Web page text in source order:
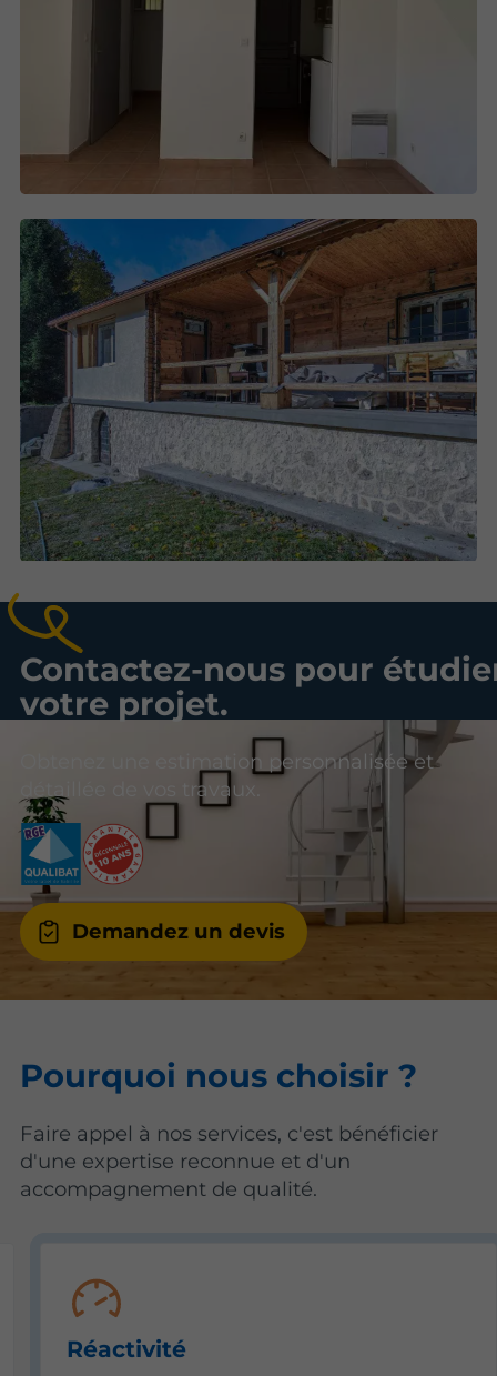
Contactez-nous pour
votre projet.
Obtenez une estimation personnalisée et
détaillée de vos travaux.
Demandez un devis
Pourquoi nous choisir ?
Faire appel à nos services, c'est bénéficier
d'une expertise reconnue et d'un
accompagnement de qualité.
Réactivité